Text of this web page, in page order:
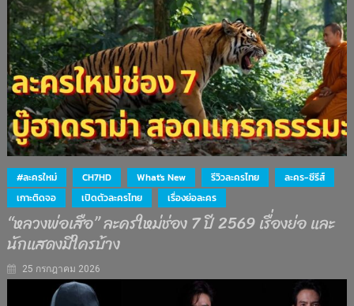
#ละครใหม่ CH7HD What's New รีวิวละครไทย
ละคร-ซีรีส์
เกาะติดจอ
เปิดตัวละครไทย เรื่องย่อละคร
“หลวงพ่อเสือ” ละครใหม่ช่อง 7 ปี 2569 เรื่องย่อ และ
นักแสดงมีใครบ้าง
25 กรกฎาคม 2026